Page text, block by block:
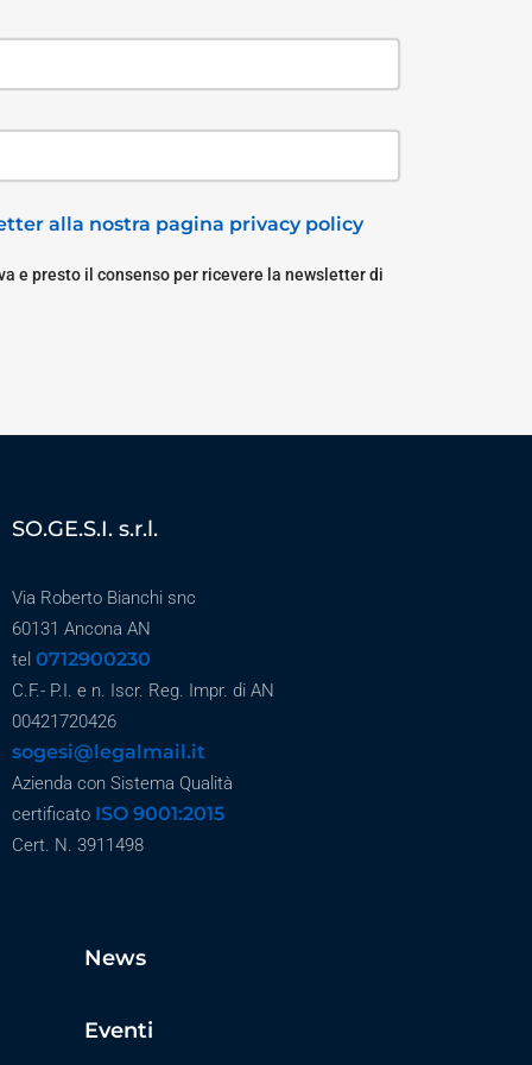
alla nostra pagina privacy policy
e presto il consenso per ricevere la newsletter di
SO.GE.S.I. s.r.l.
Via Roberto Bianchi snc
60131 Ancona AN
tel 0712900230
C.F.- P.I. e n. Iscr. Reg. Impr. di AN
00421720426
sogesi@legalmail.it
Azienda con Sistema Qualità
certificato ISO 9001:2015
Cert. N. 3911498
News
Eventi